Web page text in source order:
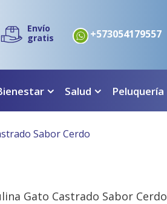
Envío
gratis
+573054179557
Salud Peluquería
Sabor Cerdo
Gato Castrado Sabor Cerdo